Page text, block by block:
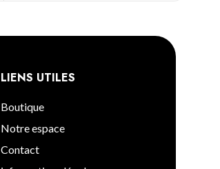
LIENS UTILES
Boutique
Notre espace
Contact